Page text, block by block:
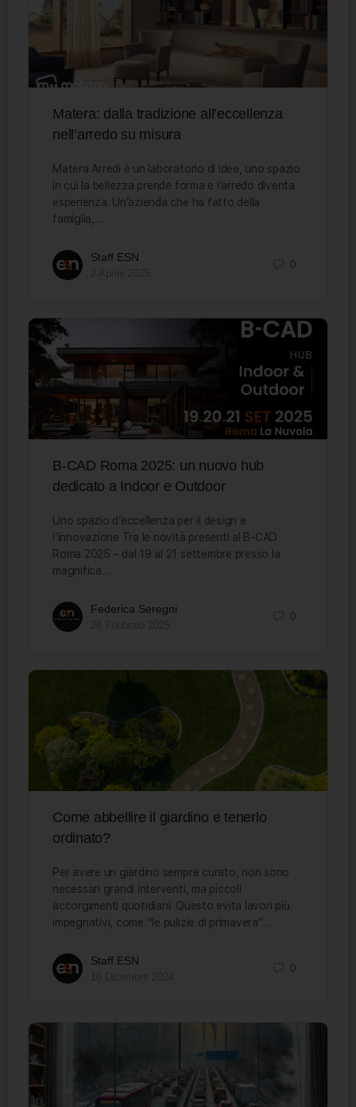
Matera: dalla tradizione all’eccellenza
nell’arredo su misura
Matera Arredi è un laboratorio di idee, uno spazio
in cui la bellezza prende forma e l’arredo diventa
esperienza. Un’azienda che ha fatto della
famiglia,…
Staff ESN
0
B-CAD Roma 2025: un nuovo hub
dedicato a Indoor e Outdoor
Uno spazio d’eccellenza per il design e
l’innovazione Tra le novità presenti al B-CAD
Roma 2025 – dal 19 al 21 settembre presso la
magnifica…
Federica Seregni
0
Come abbellire il giardino e tenerlo
ordinato?
Per avere un giardino sempre curato, non sono
necessari grandi interventi, ma piccoli
accorgimenti quotidiani. Questo evita lavori più
impegnativi, come “le pulizie di primavera”…
Staff ESN
0